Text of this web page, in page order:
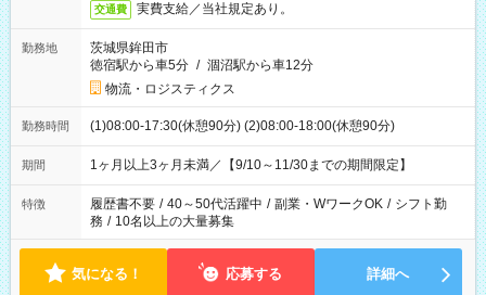
交通費 実費支給／当社規定あり。
勤務地
茨城県鉾田市
徳宿駅から車5分 / 涸沼駅から車12分
物流・ロジスティクス
勤務時間 (1)08:00-17:30(休憩90分) (2)08:00-18:00(休憩90分)
期間 1ヶ月以上3ヶ月未満／【9/10～11/30までの期間限定】
特徴 履歴書不要 / 40～50代活躍中 / 副業・WワークOK / シフト勤
務 / 10名以上の大量募集
気になる！ 応募する 詳細へ